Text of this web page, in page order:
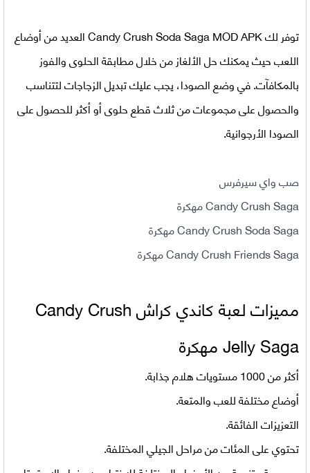
توفر لك Candy Crush Soda Saga MOD APK العديد من أوضاع
اللعب حيث يمكنك حل الألغاز من خلال مطابقة الحلوى والفوز
بالمكافآت. في وضع الصودا، يجب عليك تبديل الزجاجات لتتناسب
والحصول على مجموعات من ثلاث قطع حلوى أو أكثر للحصول على
الصودا الأرجوانية.
صب واي سيرفرس
Candy Crush Saga مهكرة
Candy Crush Soda Saga مهكرة
Candy Crush Friends Saga مهكرة
مميزات لعبة كاندي كراش Candy Crush
Jelly Saga مهكرة
أكثر من 1000 مستويات هلام جذابة.
أوضاع مختلفة للعب والمتعة.
التعزيزات الفائقة.
تحتوي على المئات من مراحل الجيلي المختلفة.